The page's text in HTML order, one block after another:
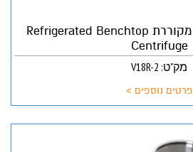
צנטריפוגה שולחנית מקוררת Refrigerated Benchtop
Centrifuge
מק"ט: V18R-2
פרטים נוספים >